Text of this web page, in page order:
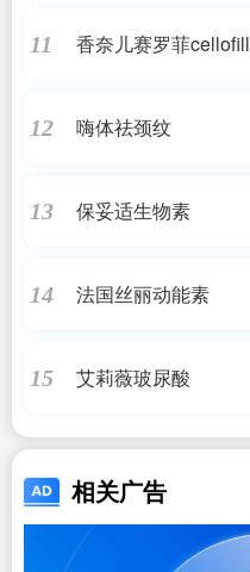
11 香奈儿赛罗菲cellofill
12 嗨体祛颈纹
13 保妥适生物素
14 法国丝丽动能素
15 艾莉薇玻尿酸
相关广告